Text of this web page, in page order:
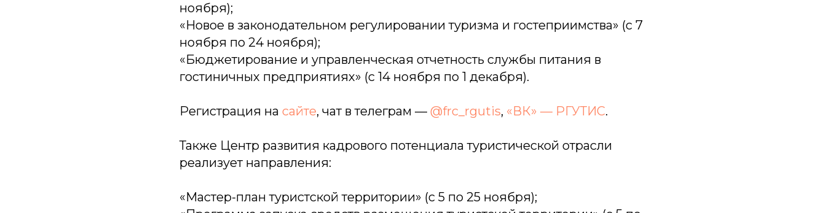
ноября);
«Новое в законодательном регулировании туризма и гостеприимства» (с 7
ноября по 24 ноября);
«Бюджетирование и управленческая отчетность службы питания в
гостиничных предприятиях» (с 14 ноября по 1 декабря).
Регистрация на сайте, чат в телеграм — @frc_rgutis, «ВК» — РГУТИС.
Также Центр развития кадрового потенциала туристической отрасли
реализует направления:
«Мастер-план туристской территории» (с 5 по 25 ноября);